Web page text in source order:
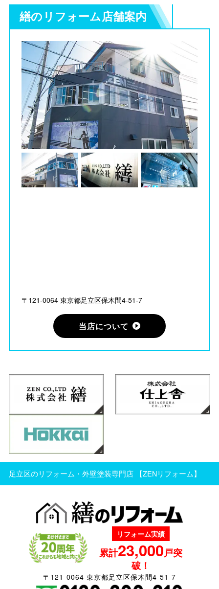
繕のリフォーム店舗案内
〒121-0064 東京都足立区保木間4-51-7
当店について
足立区のリフォーム・外壁塗装専門店 【ZENリフォーム】
リフォーム実績
累計23,000戸突
破！
〒121-0064 東京都足立区保木間4-51-7